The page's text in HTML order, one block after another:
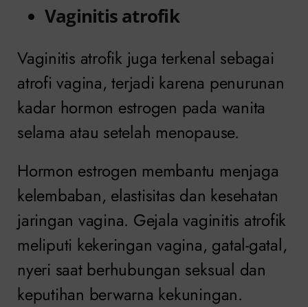
Vaginitis atrofik
Vaginitis atrofik juga terkenal sebagai
atrofi vagina, terjadi karena penurunan
kadar hormon estrogen pada wanita
selama atau setelah menopause.
Hormon estrogen membantu menjaga
kelembaban, elastisitas dan kesehatan
jaringan vagina. Gejala vaginitis atrofik
meliputi kekeringan vagina, gatal-gatal,
nyeri saat berhubungan seksual dan
keputihan berwarna kekuningan.